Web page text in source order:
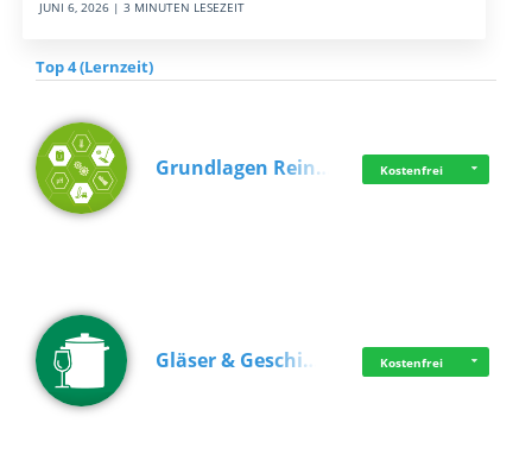
JUNI 6, 2026 | 3 MINUTEN LESEZEIT
Top 4 (Lernzeit)
Grundlagen Rein… Kostenfrei
Gläser & Geschi… Kostenfrei